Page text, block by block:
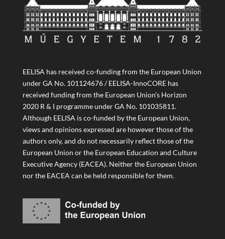
EELISA has received co-funding from the European Union
under GA No. 101124676 / EELISA-InnoCORE has
received funding from the European Union’s Horizon
2020 R & I programme under GA No. 101035811.
Although EELISA is co-funded by the European Union,
views and opinions expressed are however those of the
authors only, and do not necessarily reflect those of the
European Union or the European Education and Culture
Executive Agency (EACEA). Neither the European Union
nor the EACEA can be held responsible for them.